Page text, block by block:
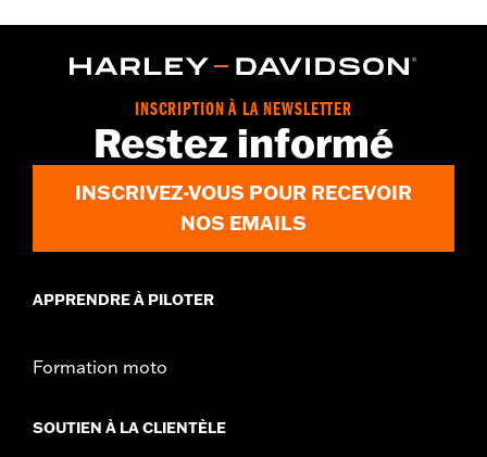
configurés pour les écouteurs sans fil). Convient également aux
véhicules équipés du kit de commutation de communication
P/N 77173-08, du kit de communication audio et de musique
d'interphone Boom! ™.
Instructions d’installation
Vendu à l'unité:Chaque
Casque avec haut-parleurs et micro, boîte de
rangement, supports d'oreille, faisceau de câbles
d.com/warrantyfor full details
INSCRIPTION À LA NEWSLETTER
Restez informé
INSCRIVEZ-VOUS POUR RECEVOIR
NOS EMAILS
APPRENDRE À PILOTER
Formation moto
SOUTIEN À LA CLIENTÈLE